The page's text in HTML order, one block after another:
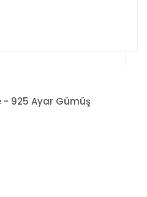
- 925 Ayar Gümüş